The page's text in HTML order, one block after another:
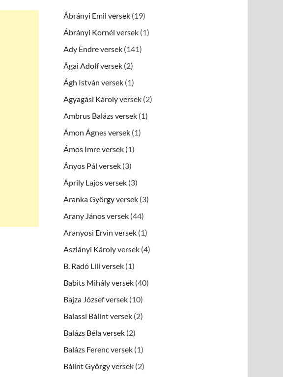
Ábrányi Emil versek (19)
Ábrányi Kornél versek (1)
Ady Endre versek (141)
Ágai Adolf versek (2)
Ágh István versek (1)
Agyagási Károly versek (2)
Ambrus Balázs versek (1)
Ámon Ágnes versek (1)
Ámos Imre versek (1)
Ányos Pál versek (3)
Áprily Lajos versek (3)
Aranka György versek (3)
Arany János versek (44)
Aranyosi Ervin versek (1)
Aszlányi Károly versek (4)
B. Radó Lili versek (1)
Babits Mihály versek (40)
Bajza József versek (10)
Balassi Bálint versek (2)
Balázs Béla versek (2)
Balázs Ferenc versek (1)
Bálint György versek (2)